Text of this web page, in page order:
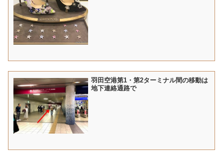
羽田空港第1・第2ターミナル間の移動は
地下連絡通路で